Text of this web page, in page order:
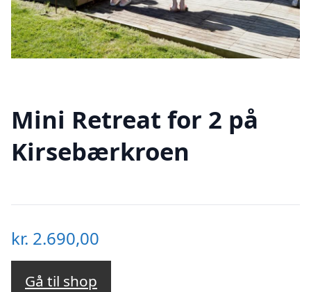
Mini Retreat for 2 på
Kirsebærkroen
kr. 2.690,00
Gå til shop